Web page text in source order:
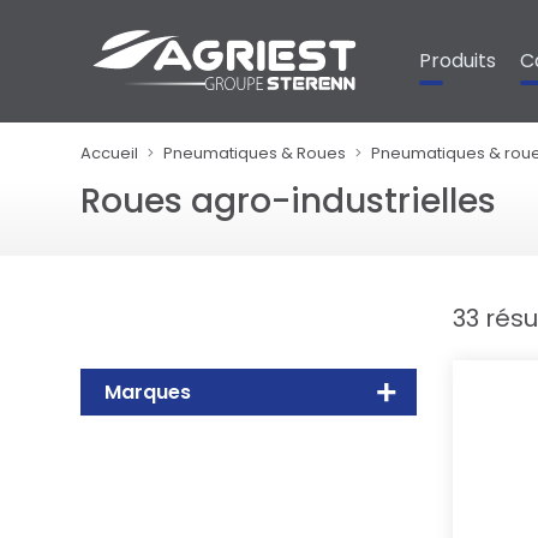
Produits
Accueil Pneumatiques & Roues Pneumatiques &
Roues agro-industrielles
Marques
33